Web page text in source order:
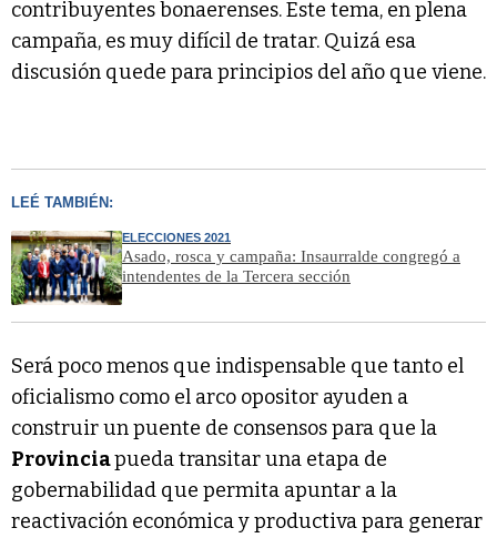
contribuyentes bonaerenses. Este tema, en plena
campaña, es muy difícil de tratar. Quizá esa
discusión quede para principios del año que viene.
LEÉ TAMBIÉN:
ELECCIONES 2021
Asado, rosca y campaña: Insaurralde congregó a
intendentes de la Tercera sección
Será poco menos que indispensable que tanto el
oficialismo como el arco opositor ayuden a
construir un puente de consensos para que la
Provinciapueda transitar una etapa de
gobernabilidad que permita apuntar a la
reactivación económica y productiva para generar